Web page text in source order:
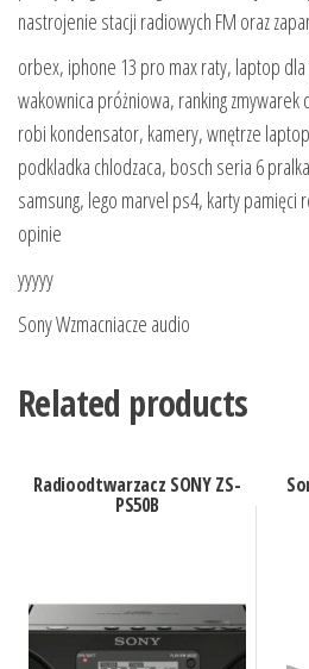
nastrojenie stacji radiowych FM oraz
orbex, iphone 13 pro max raty, laptop
wakownica próżniowa, ranking zmywarek
robi kondensator, kamery, wnętrze
podkladka chlodzaca, bosch seria 6
samsung, lego marvel ps4, karty pamięci
opinie
yyyyy
Sony Wzmacniacze audio
Related products
Radioodtwarzacz SONY ZS-
PS50B